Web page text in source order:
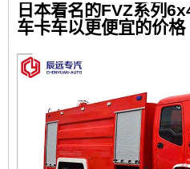
日本着名的FVZ系列
车卡车以更便宜的价格